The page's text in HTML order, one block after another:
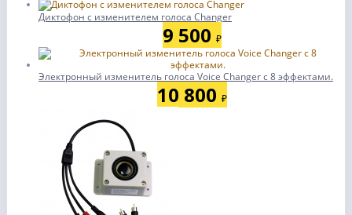
Диктофон с изменителем голоса Changer
9 500 ₽
Электронный изменитель голоса Voice Changer с 8 эффектами.
10 800 ₽